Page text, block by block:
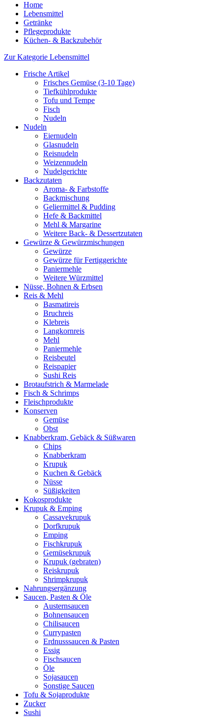
Home
Lebensmittel
Getränke
Pflegeprodukte
Küchen- & Backzubehör
Zur Kategorie Lebensmittel
Frische Artikel
Frisches Gemüse (3-10 Tage)
Tiefkühlprodukte
Tofu und Tempe
Fisch
Nudeln
Nudeln
Eiernudeln
Glasnudeln
Reisnudeln
Weizennudeln
Nudelgerichte
Backzutaten
Aroma- & Farbstoffe
Backmischung
Geliermittel & Pudding
Hefe & Backmittel
Mehl & Margarine
Weitere Back- & Dessertzutaten
Gewürze & Gewürzmischungen
Gewürze
Gewürze für Fertiggerichte
Paniermehle
Weitere Würzmittel
Nüsse, Bohnen & Erbsen
Reis & Mehl
Basmatireis
Bruchreis
Klebreis
Langkornreis
Mehl
Paniermehle
Reisbeutel
Reispapier
Sushi Reis
Brotaufstrich & Marmelade
Fisch & Schrimps
Fleischprodukte
Konserven
Gemüse
Obst
Knabberkram, Gebäck & Süßwaren
Chips
Knabberkram
Krupuk
Kuchen & Gebäck
Nüsse
Süßigkeiten
Kokosprodukte
Krupuk & Emping
Cassavekrupuk
Dorfkrupuk
Emping
Fischkrupuk
Gemüsekrupuk
Krupuk (gebraten)
Reiskrupuk
Shrimpkrupuk
Nahrungsergänzung
Saucen, Pasten & Öle
Austernsaucen
Bohnensaucen
Chilisaucen
Currypasten
Erdnusssaucen & Pasten
Essig
Fischsaucen
Öle
Sojasaucen
Sonstige Saucen
Tofu & Sojaprodukte
Zucker
Sushi